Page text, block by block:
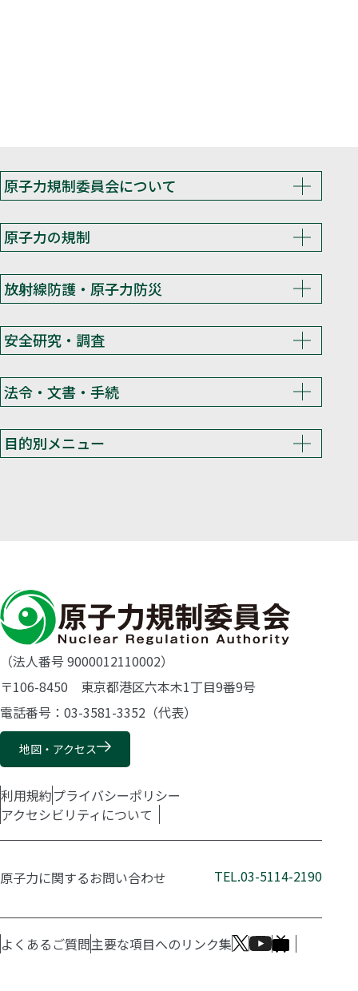
原子力規制委員会について
原子力の規制
放射線防護・原子力防災
安全研究・調査
法令・文書・手続
目的別メニュー
（法人番号 9000012110002）
〒106-8450 東京都港区六本木1丁目9番9号
電話番号：03-3581-3352（代表）
地図・アクセス
利用規約プライバシーポリシー
アクセシビリティについて
原子力に関するお問い合わせ TEL.03-5114-2190
よくあるご質問主要な項目へのリンク集